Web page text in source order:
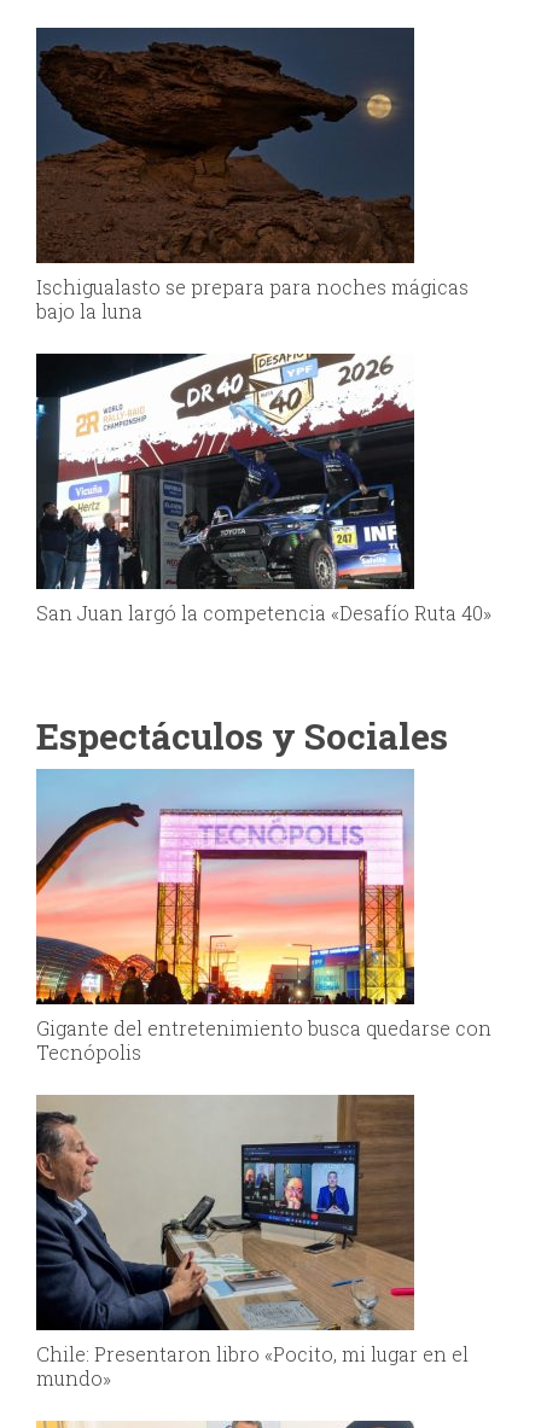
Ischigualasto se prepara para noches mágicas
bajo la luna
San Juan largó la competencia «Desafío Ruta 40»
Espectáculos y Sociales
Gigante del entretenimiento busca quedarse con
Tecnópolis
Chile: Presentaron libro «Pocito, mi lugar en el
mundo»